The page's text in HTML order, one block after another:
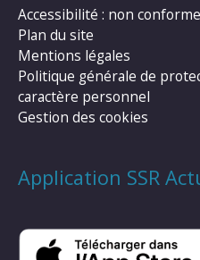
Accessibilité : non conforme
Plan du site
Mentions légales
Politique générale de
caractère personnel
Gestion des cookies
Application SSR